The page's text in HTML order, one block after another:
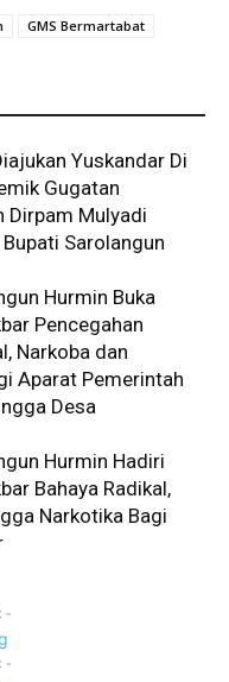
GMS Bermartabat
Yuskandar Di
Gugatan
Dirpam Mulyadi
Sarolangun
Hurmin Buka
Pencegahan
Narkoba dan
Aparat Pemerintah
Desa
Hurmin Hadiri
Bahaya Radikal,
Narkotika Bagi
-
-